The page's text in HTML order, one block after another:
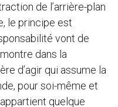
de l’arrière-plan
le principe est
vont de
dans la
d’agir qui assume la
pour soi-même et
quelque